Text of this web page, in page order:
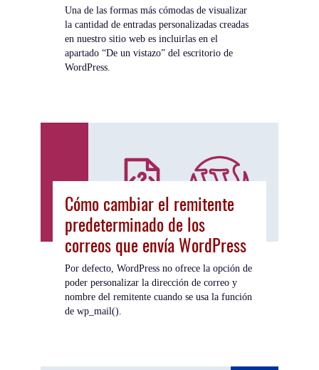
Una de las formas más cómodas de visualizar
la cantidad de entradas personalizadas creadas
en nuestro sitio web es incluirlas en el
apartado “De un vistazo” del escritorio de
WordPress.
Cómo cambiar el remitente
predeterminado de los
correos que envía WordPress
Por defecto, WordPress no ofrece la opción de
poder personalizar la dirección de correo y
nombre del remitente cuando se usa la función
de wp_mail().